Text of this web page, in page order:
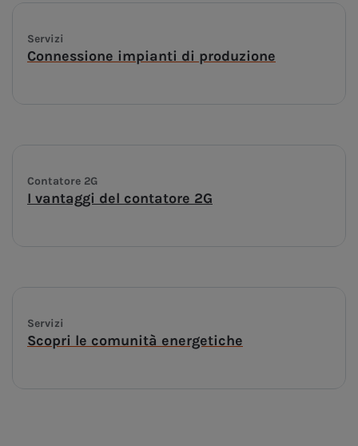
Servizi
Connessione impianti di produzione
Contatore 2G
I vantaggi del contatore 2G
Servizi
Scopri le comunità energetiche